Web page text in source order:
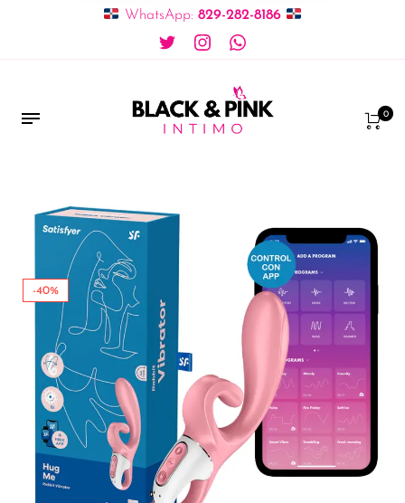
WhatsApp: 829-282-8186
0
-40%